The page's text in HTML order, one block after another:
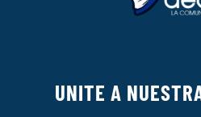
UNITE A